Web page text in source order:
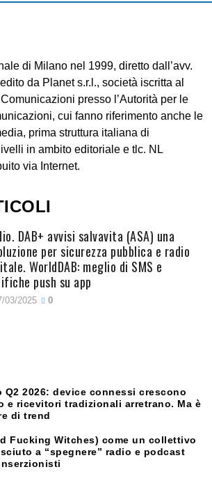
di Milano nel 1999, diretto dall’avv.
da Planet s.r.l., società iscritta al
presso l’Autorità per le
cui fanno riferimento anche le
prima struttura italiana di
in ambito editoriale e tlc. NL
via Internet.
DAB+ avvisi salvavita (ASA) una
per sicurezza pubblica e radio
WorldDAB: meglio di SMS e
push su app
03/2025 0
Q2 2026: device connessi crescono
e ricevitori tradizionali arretrano. Ma è
di trend
Fucking Witches) come un collettivo
a “spegnere” radio e podcast